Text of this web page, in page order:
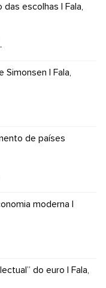
escolhas | Fala,
| Fala,
de países
moderna |
do euro | Fala,